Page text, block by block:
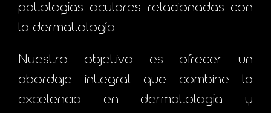
patologías oculares relacionadas con
la dermatología.
Nuestro objetivo es ofrecer un
abordaje integral que combine la
excelencia en dermatología y